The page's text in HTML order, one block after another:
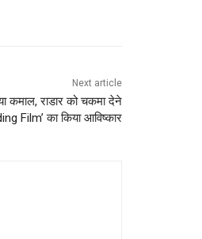
Next article
कमाल, राडार को चकमा देने
Film’ का किया आविष्कार